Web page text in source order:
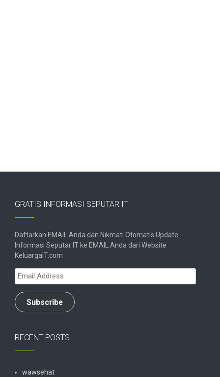
GRATIS INFORMASI SEPUTAR IT
Daftarkan EMAIL Anda dan Nikmati Otomatis Update
Informasi Seputar IT ke EMAIL Anda dari Website
KeluargaIT.com
Email
Address
Subscribe
RECENT POSTS
wawsehat